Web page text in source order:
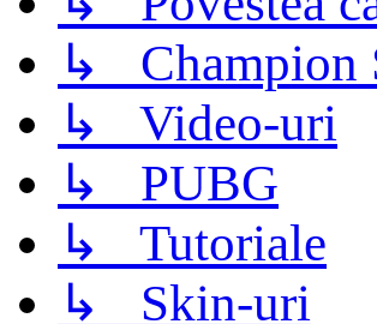
↳ Champion
↳ Video-uri
↳ PUBG
↳ Tutoriale
↳ Skin-uri